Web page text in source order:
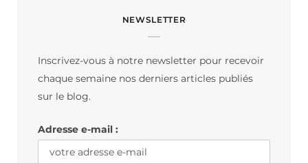
e
t
m
T
NEWSLETTER
Inscrivez-vous à notre newsletter pour recevoir
chaque semaine nos derniers articles publiés
sur le blog.
Adresse e-mail :